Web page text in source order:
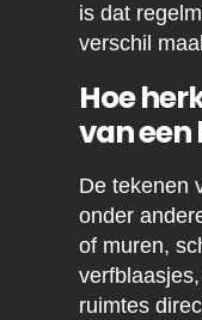
is dat
verschil
Hoe
van
De tekenen
onder
of muren,
ruimtes